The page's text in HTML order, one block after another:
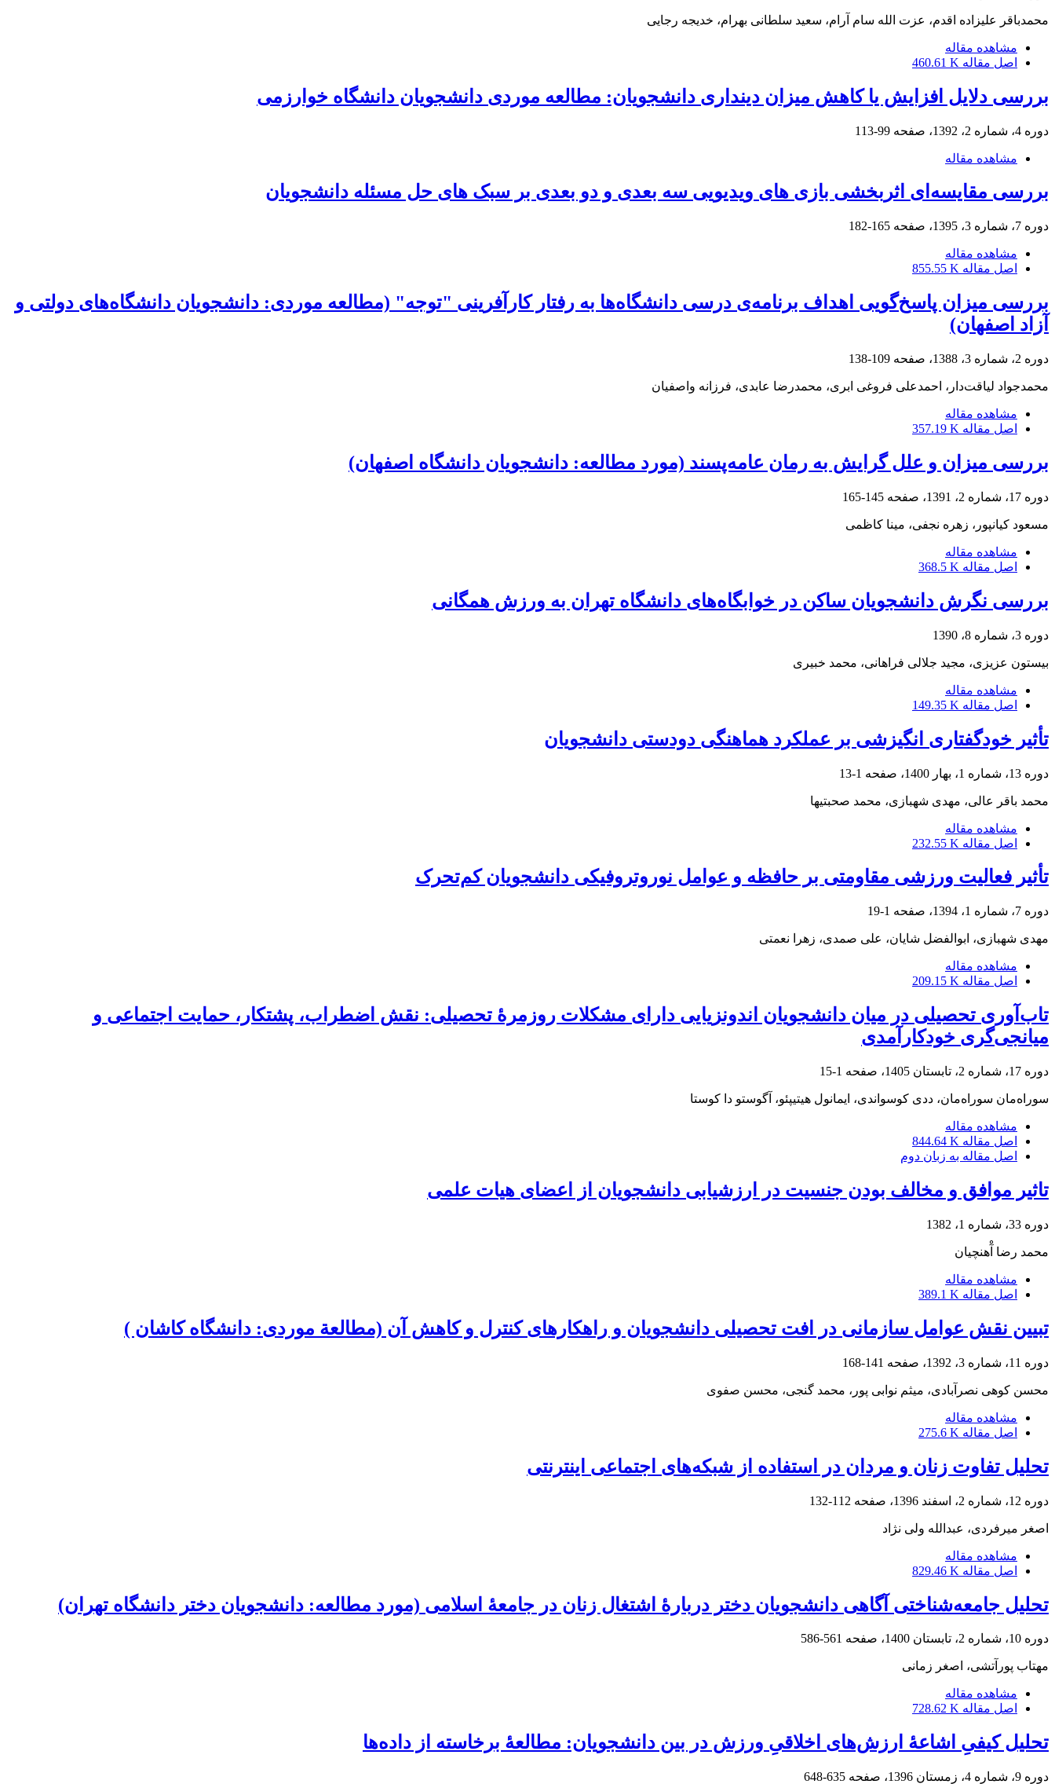
محمدباقر علیزاده اقدم، عزت الله سام آرام، سعید سلطانی بهرام، خدیجه رجایی
مشاهده مقاله
اصل مقاله 460.61 K
بررسی دلایل افزایش یا کاهش میزان دینداری دانشجویان: مطالعه موردی دانشجویان دانشگاه خوارزمی
دوره 4، شماره 2، 1392، صفحه 99-113
مشاهده مقاله
بررسی مقایسه‌ای اثربخشی بازی های ویدیویی سه بعدی و دو بعدی بر سبک های حل مسئله دانشجویان
دوره 7، شماره 3، 1395، صفحه 165-182
مشاهده مقاله
اصل مقاله 855.55 K
بررسی میزان پاسخ‌گویی اهداف برنامه‌ی درسی دانشگاه‌ها به رفتار کارآفرینی "توجه" (مطالعه موردی: دانشجویان دانشگاه‌های دولتی و
آزاد اصفهان)
دوره 2، شماره 3، 1388، صفحه 109-138
محمدجواد لیاقت‌دار، احمدعلی فروغی ابری، محمدرضا عابدی، فرزانه واصفیان
مشاهده مقاله
اصل مقاله 357.19 K
بررسی میزان و علل گرایش به‌ رمان عامه‌پسند (مورد مطالعه: دانشجویان دانشگاه اصفهان)
دوره 17، شماره 2، 1391، صفحه 145-165
مسعود کیانپور، زهره نجفی، مینا کاظمی
مشاهده مقاله
اصل مقاله 368.5 K
بررسی نگرش دانشجویان ساکن در خوابگاه‌های دانشگاه تهران به ورزش همگانی
دوره 3، شماره 8، 1390
بیستون عزیزی، مجید جلالی فراهانی، محمد خبیری
مشاهده مقاله
اصل مقاله 149.35 K
تأثیر خودگفتاری انگیزشی بر عملکرد هماهنگی دودستی دانشجویان
دوره 13، شماره 1، بهار 1400، صفحه 1-13
محمد باقر عالی، مهدی شهبازی، محمد صحبتیها
مشاهده مقاله
اصل مقاله 232.55 K
تأثیر فعالیت ورزشی مقاومتی بر حافظه و عوامل نوروتروفیکی دانشجویان کم‌تحرک
دوره 7، شماره 1، 1394، صفحه 1-19
مهدی شهبازی، ابوالفضل شایان، علی صمدی، زهرا نعمتی
مشاهده مقاله
اصل مقاله 209.15 K
تاب‌آوری تحصیلی در میان دانشجویان اندونزیایی دارای مشکلات روزمرۀ تحصیلی: نقش اضطراب، پشتکار، حمایت اجتماعی و
میانجی‌گری خودکارآمدی
دوره 17، شماره 2، تابستان 1405، صفحه 1-15
سوراه‌مان سوراه‌مان، ددی کوسواندی، ایمانول هیتیپئو، آگوستو دا کوستا
مشاهده مقاله
اصل مقاله 844.64 K
اصل مقاله به زبان دوم
تاثیر موافق و مخالف بودن جنسیت در ارزشیابی دانشجویان از اعضای هیات علمی
دوره 33، شماره 1، 1382
محمد رضا آْهنچیان
مشاهده مقاله
اصل مقاله 389.1 K
تبیین نقش عوامل سازمانی در افت تحصیلی دانشجویان و راهکارهای کنترل و کاهش آن (مطالعة موردی: دانشگاه کاشان )
دوره 11، شماره 3، 1392، صفحه 141-168
محسن کوهی نصرآبادی، میثم نوابی پور، محمد گنجی، محسن صفوی
مشاهده مقاله
اصل مقاله 275.6 K
تحلیل تفاوت زنان و مردان در استفاده از شبکه‌های اجتماعی اینترنتی
دوره 12، شماره 2، اسفند 1396، صفحه 112-132
اصغر میرفردی، عبدالله ولی نژاد
مشاهده مقاله
اصل مقاله 829.46 K
تحلیل جامعه‌شناختی آگاهی دانشجویان دختر دربارۀ اشتغال زنان در جامعۀ اسلامی (مورد مطالعه: دانشجویان دختر دانشگاه تهران)
دوره 10، شماره 2، تابستان 1400، صفحه 561-586
مهتاب پورآتشی، اصغر زمانی
مشاهده مقاله
اصل مقاله 728.62 K
تحلیل کیفیِ اشاعۀ ارزش‌های اخلاقیِ ورزش در بین دانشجویان: مطالعۀ برخاسته از داده‌ها
دوره 9، شماره 4، زمستان 1396، صفحه 635-648